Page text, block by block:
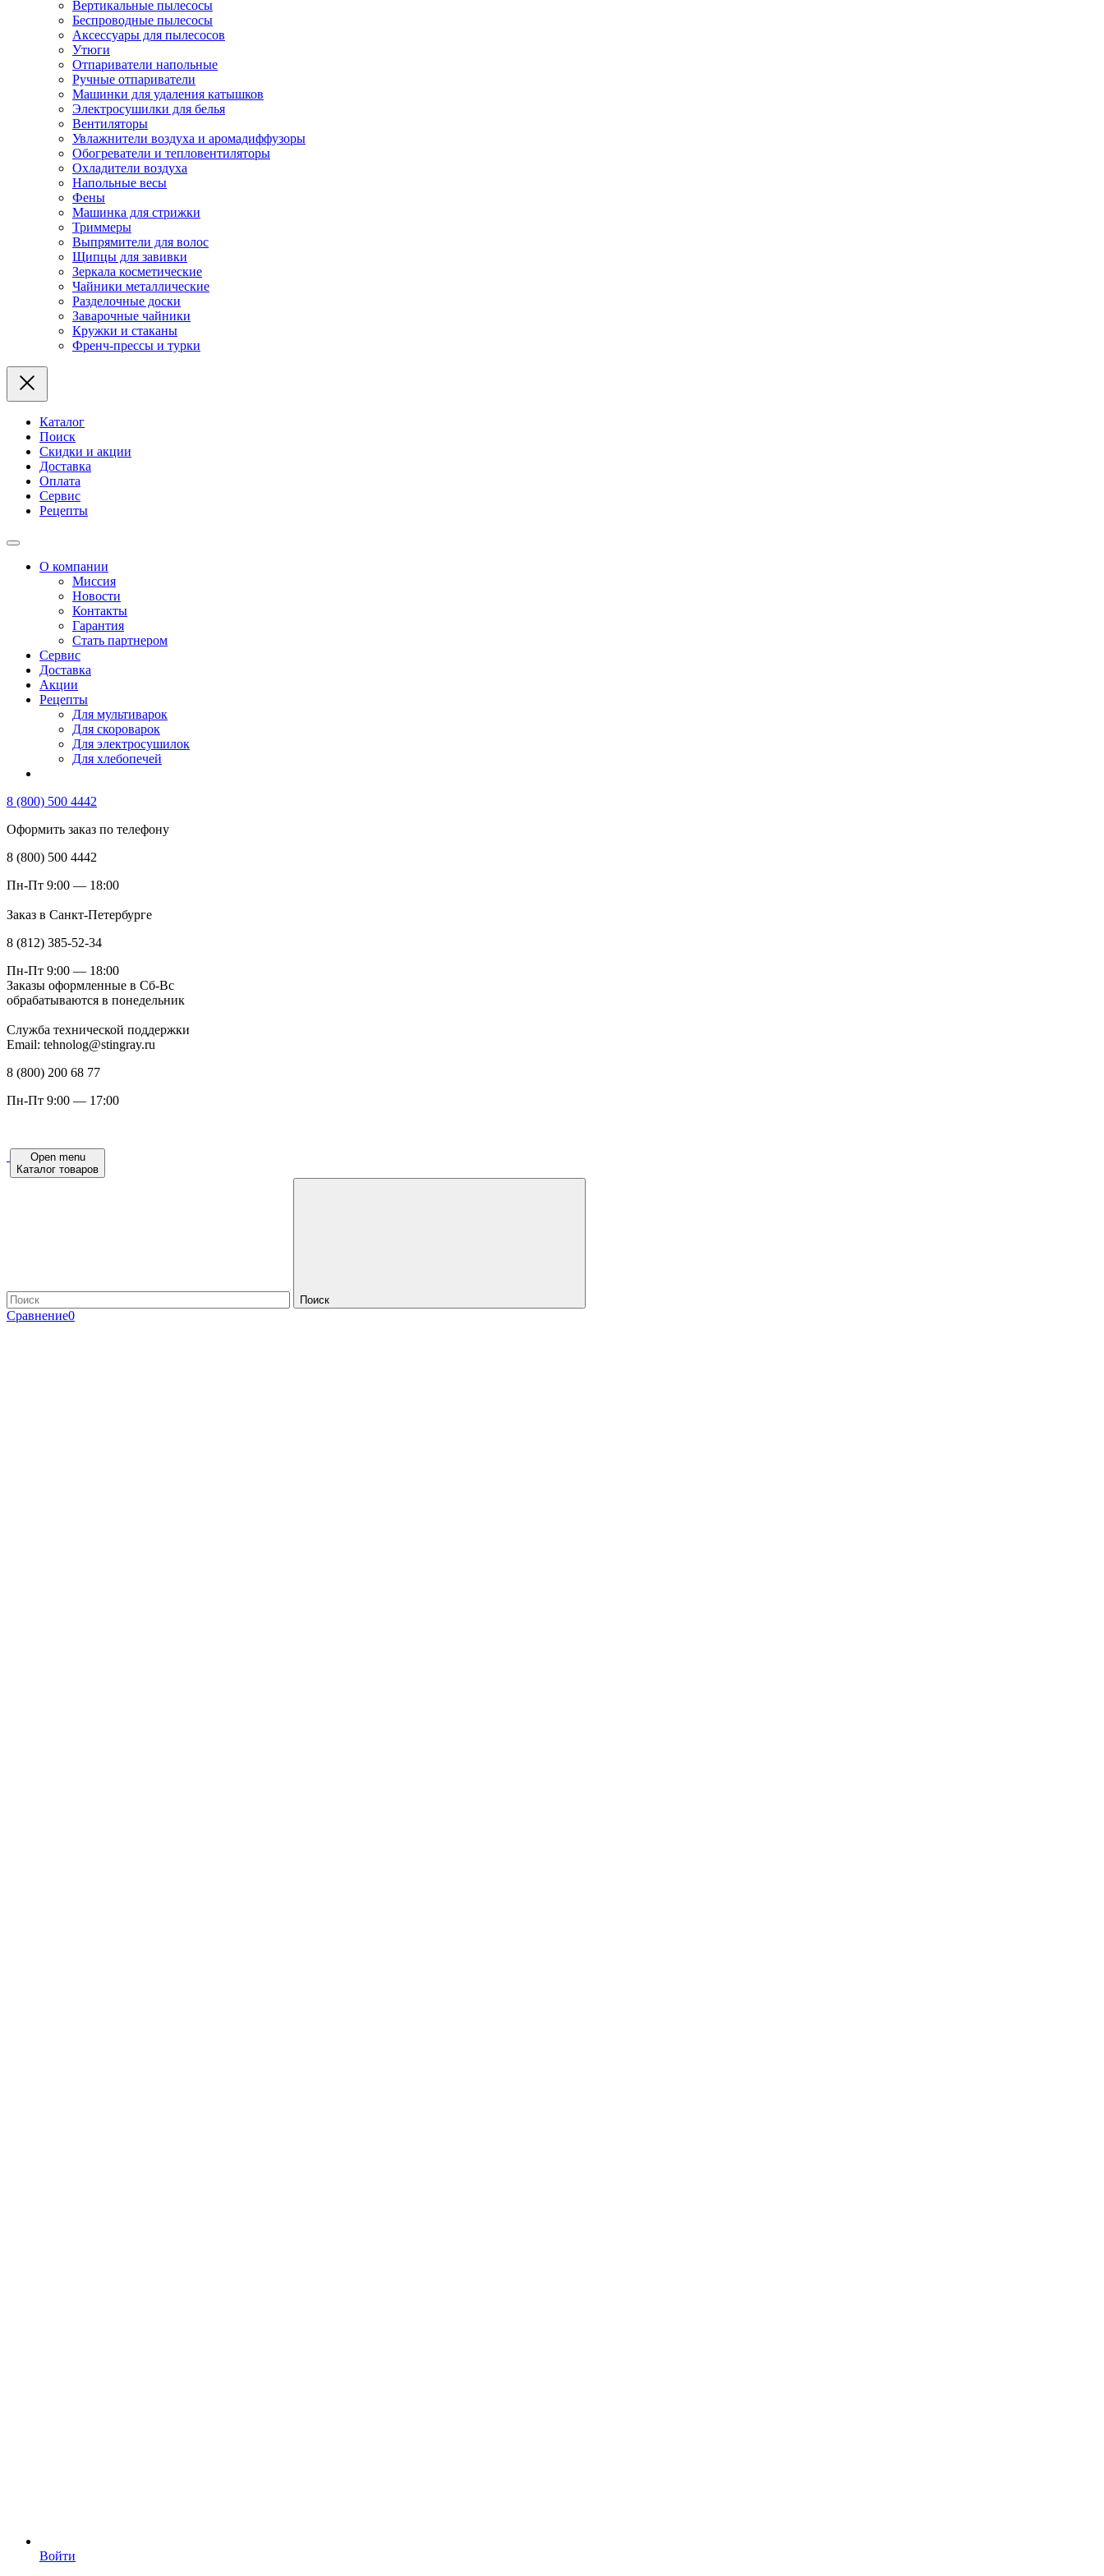
Вертикальные пылесосы
Беспроводные пылесосы
Аксессуары для пылесосов
Утюги
Отпариватели напольные
Ручные отпариватели
Машинки для удаления катышков
Электросушилки для белья
Вентиляторы
Увлажнители воздуха и аромадиффузоры
Обогреватели и тепловентиляторы
Охладители воздуха
Напольные весы
Фены
Машинка для стрижки
Триммеры
Выпрямители для волос
Щипцы для завивки
Зеркала косметические
Чайники металлические
Разделочные доски
Заварочные чайники
Кружки и стаканы
Френч-прессы и турки
Каталог
Поиск
Скидки и акции
Доставка
Оплата
Сервис
Рецепты
О компании
Миссия
Новости
Контакты
Гарантия
Стать партнером
Сервис
Доставка
Акции
Рецепты
Для мультиварок
Для скороварок
Для электросушилок
Для хлебопечей
8 (800) 500 4442
Оформить заказ по телефону
8 (800) 500 4442
Пн-Пт 9:00 — 18:00
Заказ в Санкт-Петербурге
8 (812) 385-52-34
Пн-Пт 9:00 — 18:00
Заказы оформленные в Сб-Вс
обрабатываются в понедельник
Служба технической поддержки
Email: tehnolog@stingray.ru
8 (800) 200 68 77
Пн-Пт 9:00 — 17:00
Open menu
Каталог товаров
Поиск
Сравнение0
Войти